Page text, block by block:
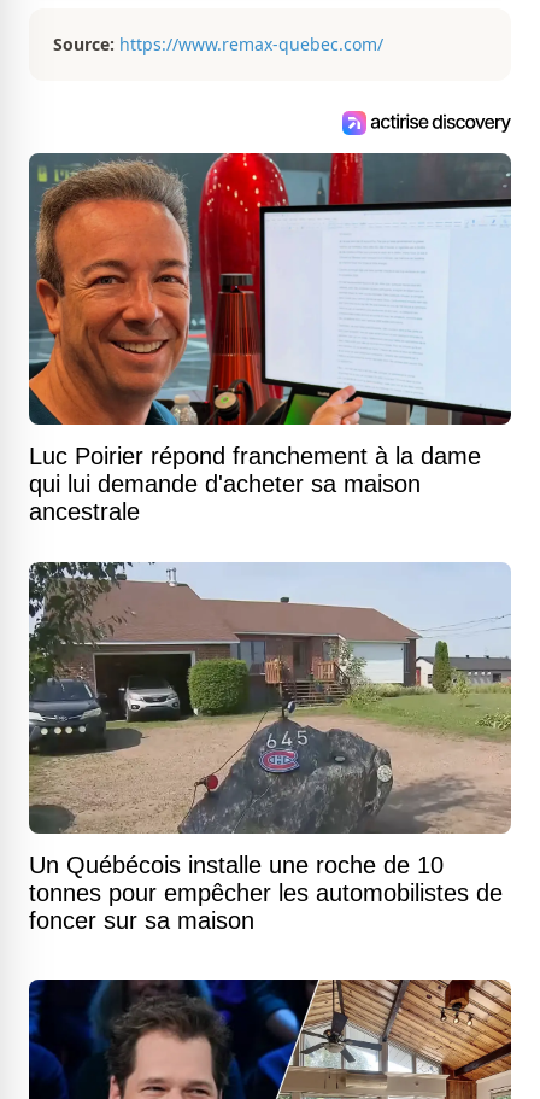
Source: https://www.remax-quebec.com/
Luc Poirier répond franchement à la dame
qui lui demande d'acheter sa maison
ancestrale
Un Québécois installe une roche de 10
tonnes pour empêcher les automobilistes de
foncer sur sa maison